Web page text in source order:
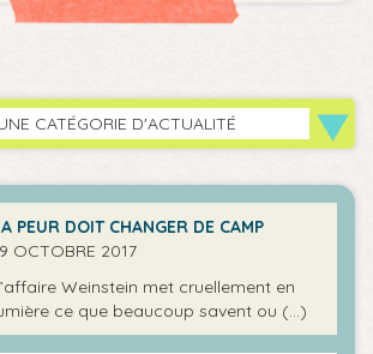
CATÉGORIE D'ACTUALITÉ
PEUR DOIT CHANGER DE CAMP
OCTOBRE 2017
Weinstein met cruellement en
ce que beaucoup savent ou (…)